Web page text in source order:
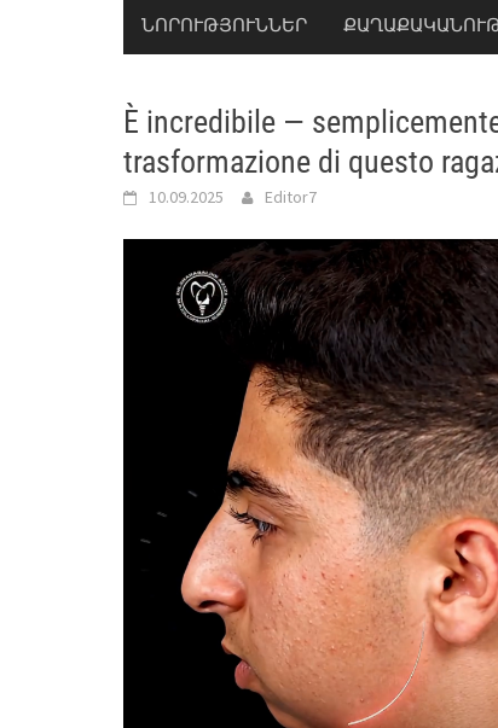
ՆՈՐՈՒԹՅՈՒՆՆԵՐ
È incredibile —
trasformazione di questo
10.09.2025 Editor7